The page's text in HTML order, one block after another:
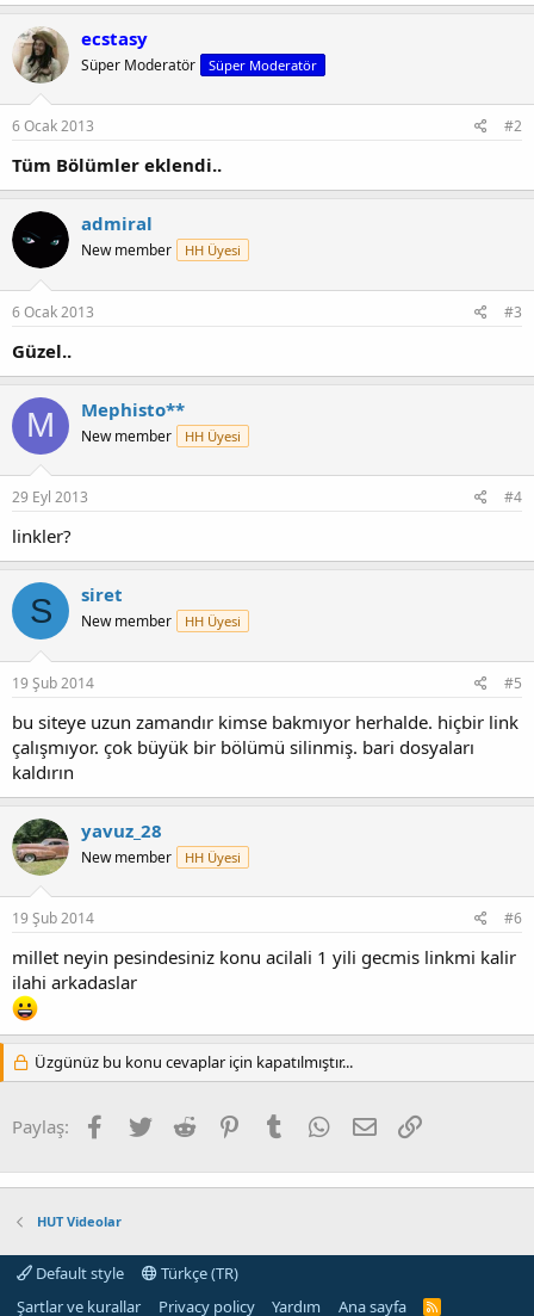
ecstasy
Süper Moderatör Süper Moderatör
6 Ocak 2013 #2
Tüm Bölümler eklendi..
admiral
New member HH Üyesi
6 Ocak 2013 #3
Güzel..
M Mephisto**
New member HH Üyesi
29 Eyl 2013 #4
linkler?
S siret
New member HH Üyesi
19 Şub 2014 #5
bu siteye uzun zamandır kimse bakmıyor herhalde. hiçbir link
çalışmıyor. çok büyük bir bölümü silinmiş. bari dosyaları
kaldırın
yavuz_28
New member HH Üyesi
19 Şub 2014 #6
millet neyin pesindesiniz konu acilali 1 yili gecmis linkmi kalir
ilahi arkadaslar
Üzgünüz bu konu cevaplar için kapatılmıştır...
Paylaş: Facebook
Twitter Reddit PinterestTumblr WhatsApp
E-posta
HUT Videolar
Default style
Türkçe (TR)
Şartlar ve kurallar
Privacy policy Yardım Ana sayfa
R